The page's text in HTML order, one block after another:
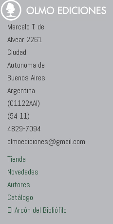
Marcelo T. de
Alvear 2261
Ciudad
Autonoma de
Buenos Aires
Argentina
(C1122AAI)
(54 11)
4829-7094
olmoediciones@gmail.com
Tienda
Novedades
Autores
Catálogo
El Arcón del Bibliófilo